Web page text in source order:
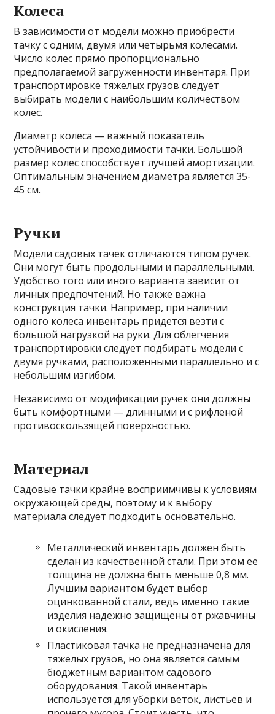
Колеса
В зависимости от модели можно приобрести
тачку с одним, двумя или четырьмя колесами.
Число колес прямо пропорционально
предполагаемой загруженности инвентаря. При
транспортировке тяжелых грузов следует
выбирать модели с наибольшим количеством
колес.
Диаметр колеса — важный показатель
устойчивости и проходимости тачки. Большой
размер колес способствует лучшей амортизации.
Оптимальным значением диаметра является 35-
45 см.
Ручки
Модели садовых тачек отличаются типом ручек.
Они могут быть продольными и параллельными.
Удобство того или иного варианта зависит от
личных предпочтений. Но также важна
конструкция тачки. Например, при наличии
одного колеса инвентарь придется везти с
большой нагрузкой на руки. Для облегчения
транспортировки следует подбирать модели с
двумя ручками, расположенными параллельно и с
небольшим изгибом.
Независимо от модификации ручек они должны
быть комфортными — длинными и с рифленой
противоскользящей поверхностью.
Материал
Садовые тачки крайне восприимчивы к условиям
окружающей среды, поэтому и к выбору
материала следует подходить основательно.
Металлический инвентарь должен быть
сделан из качественной стали. При этом ее
толщина не должна быть меньше 0,8 мм.
Лучшим вариантом будет выбор
оцинкованной стали, ведь именно такие
изделия надежно защищены от ржавчины
и окисления.
Пластиковая тачка не предназначена для
тяжелых грузов, но она является самым
бюджетным вариантом садового
оборудования. Такой инвентарь
используется для уборки веток, листьев и